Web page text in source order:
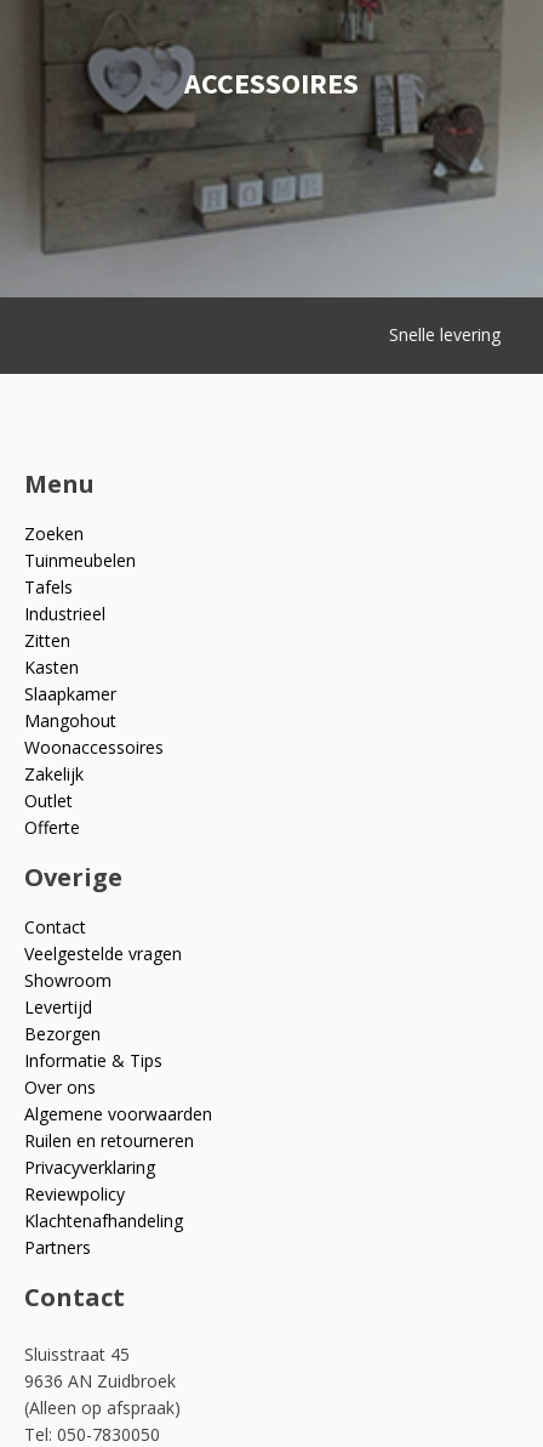
ACCESSOIRES
Menu
Zoeken
Tuinmeubelen
Tafels
Industrieel
Zitten
Kasten
Slaapkamer
Mangohout
Woonaccessoires
Zakelijk
Outlet
Offerte
Overige
Contact
Veelgestelde vragen
Showroom
Levertijd
Bezorgen
Informatie & Tips
Over ons
Algemene voorwaarden
Ruilen en retourneren
Privacyverklaring
Reviewpolicy
Klachtenafhandeling
Partners
Contact
Sluisstraat 45
9636 AN Zuidbroek
(Alleen op afspraak)
Tel: 050-7830050